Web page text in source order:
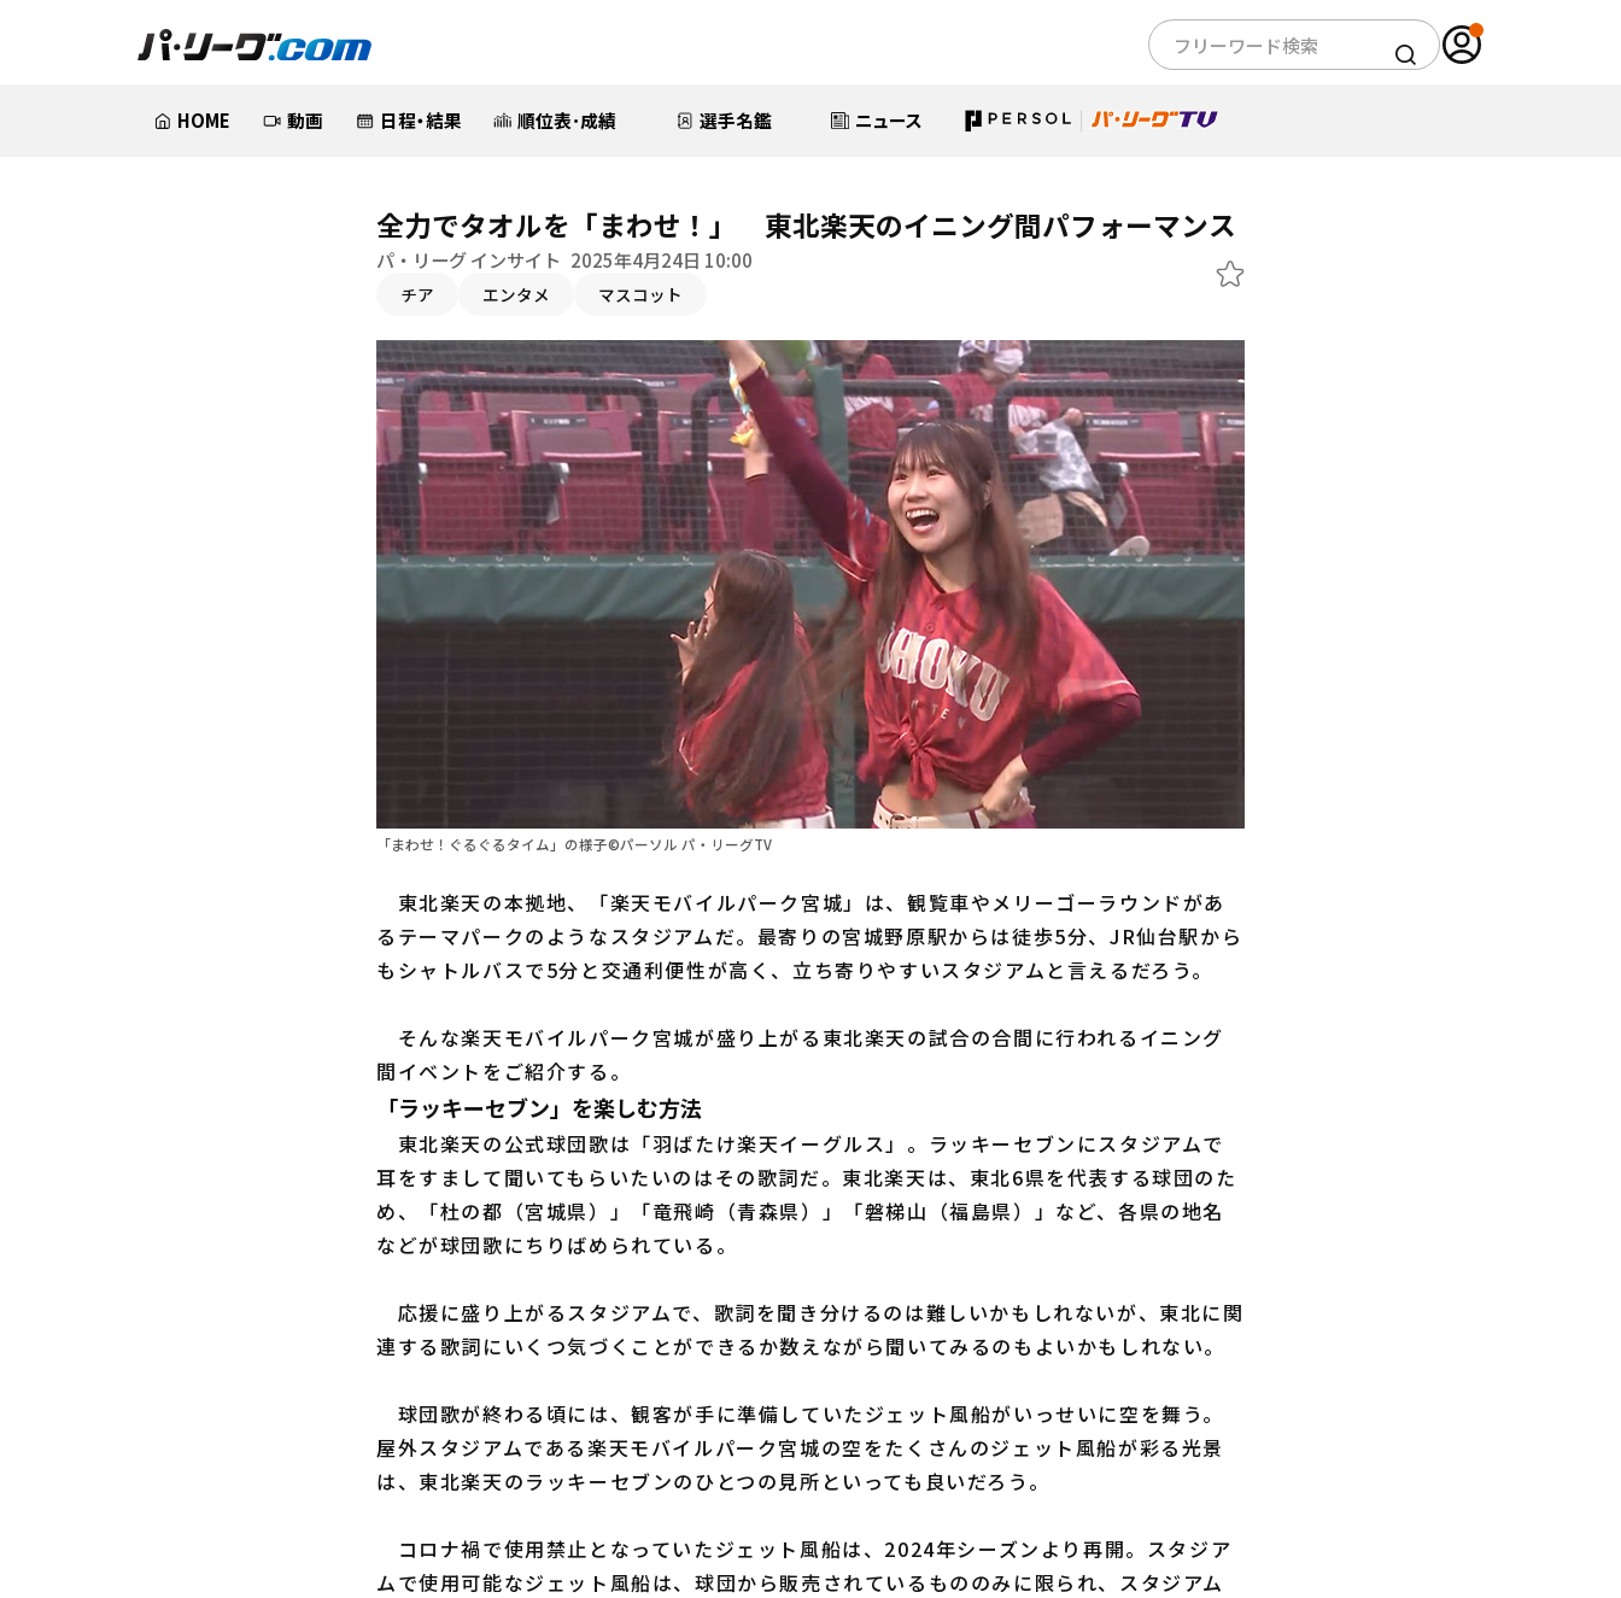
HOME 動画 日程・結果 順位表･成績 選手名鑑 ニュース
全力でタオルを「まわせ！」 東北楽天のイニング間パフォーマンス
パ・リーグ インサイト 2025年4月24日 10:00
チア エンタメ マスコット
「まわせ！ぐるぐるタイム」の様子©パーソル パ・リーグTV
東北楽天の本拠地、「楽天モバイルパーク宮城」は、観覧車やメリーゴーラウンドがあ
るテーマパークのようなスタジアムだ。最寄りの宮城野原駅からは徒歩5分、JR仙台駅から
もシャトルバスで5分と交通利便性が高く、立ち寄りやすいスタジアムと言えるだろう。
そんな楽天モバイルパーク宮城が盛り上がる東北楽天の試合の合間に行われるイニング
間イベントをご紹介する。
「ラッキーセブン」を楽しむ方法
東北楽天の公式球団歌は「羽ばたけ楽天イーグルス」。ラッキーセブンにスタジアムで
耳をすまして聞いてもらいたいのはその歌詞だ。東北楽天は、東北6県を代表する球団のた
め、「杜の都（宮城県）」「竜飛崎（青森県）」「磐梯山（福島県）」など、各県の地名
などが球団歌にちりばめられている。
応援に盛り上がるスタジアムで、歌詞を聞き分けるのは難しいかもしれないが、東北に関
連する歌詞にいくつ気づくことができるか数えながら聞いてみるのもよいかもしれない。
球団歌が終わる頃には、観客が手に準備していたジェット風船がいっせいに空を舞う。
屋外スタジアムである楽天モバイルパーク宮城の空をたくさんのジェット風船が彩る光景
は、東北楽天のラッキーセブンのひとつの見所といっても良いだろう。
コロナ禍で使用禁止となっていたジェット風船は、2024年シーズンより再開。スタジア
ムで使用可能なジェット風船は、球団から販売されているもののみに限られ、スタジアム